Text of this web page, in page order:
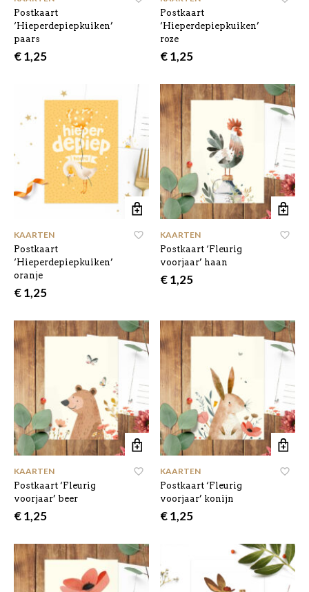
Postkaart
‘Hieperdepiepkuiken’
paars
€1,25
Postkaart
‘Hieperdepiepkuiken’
roze
€1,25
KAARTEN
Postkaart
‘Hieperdepiepkuiken’
oranje
€1,25
KAARTEN
Postkaart ‘Fleurig
voorjaar’ haan
€1,25
KAARTEN
Postkaart ‘Fleurig
voorjaar’ beer
€1,25
KAARTEN
Postkaart ‘Fleurig
voorjaar’ konijn
€1,25